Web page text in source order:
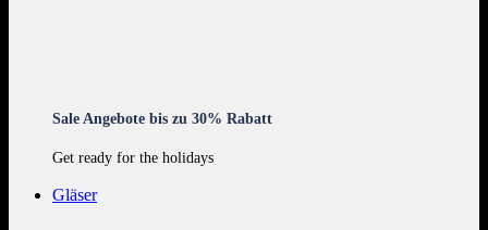
Sale Angebote bis zu 30% Rabatt
Get ready for the holidays
Gläser